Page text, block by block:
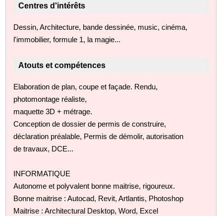
Centres d'intérêts
Dessin, Architecture, bande dessinée, music, cinéma,
l'immobilier, formule 1, la magie...
Atouts et compétences
Elaboration de plan, coupe et façade. Rendu,
photomontage réaliste,
maquette 3D + métrage.
Conception de dossier de permis de construire,
déclaration préalable, Permis de démolir, autorisation
de travaux, DCE...
INFORMATIQUE
Autonome et polyvalent bonne maitrise, rigoureux.
Bonne maitrise : Autocad, Revit, Artlantis, Photoshop
Maitrise : Architectural Desktop, Word, Excel